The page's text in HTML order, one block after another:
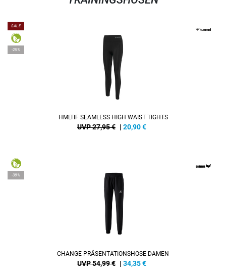
SALE
-25%
HMLTIF SEAMLESS HIGH WAIST TIGHTS
UVP 27,95 € | 20,90€
-38%
CHANGE PRÄSENTATIONSHOSE DAMEN
UVP 54,99 € | 34,35€